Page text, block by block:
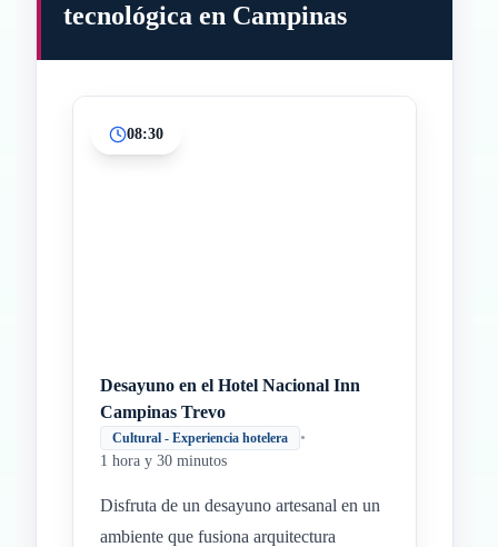
tecnológica en Campinas
08:30
Desayuno en el Hotel Nacional Inn
Campinas Trevo
Cultural - Experiencia hotelera
•
1 hora y 30 minutos
Disfruta de un desayuno artesanal en un
ambiente que fusiona arquitectura